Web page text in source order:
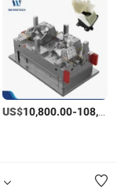
/เตรียมตัว
US$10,800.00-108,800.00